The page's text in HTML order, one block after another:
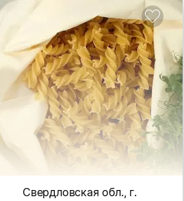
Свердловская обл., г.